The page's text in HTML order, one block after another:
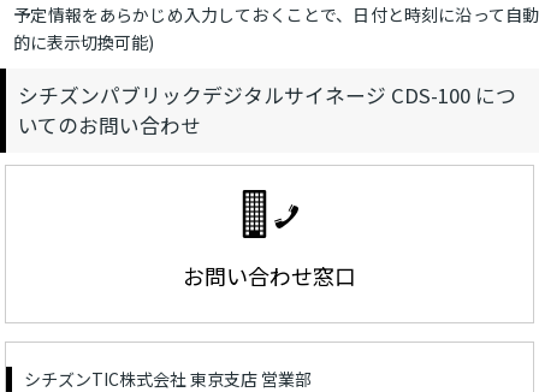
予定情報をあらかじめ入力しておくことで、日付と時刻に沿って自動
的に表示切換可能)
シチズンパブリックデジタルサイネージ CDS-100 につ
いてのお問い合わせ
お問い合わせ窓口
シチズンTIC株式会社 東京支店 営業部